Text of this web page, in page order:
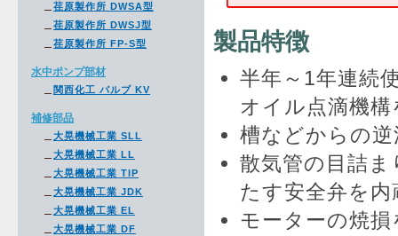
製品特徴
半年～1年連続
オイル点滴機構
槽などからの
散気管の目詰
たす安全弁を内
モーターの焼
荏原製作所 DWSA型
荏原製作所 DWSJ型
荏原製作所 FP-S型
水中ポンプ部材
関西化工 バルブ KV
補修部品
大晃機械工業 SLL
大晃機械工業 LL
大晃機械工業 TIP
大晃機械工業 JDK
大晃機械工業 EL
大晃機械工業 DF